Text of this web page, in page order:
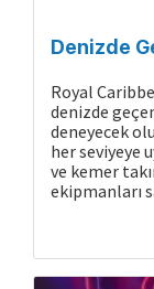
Denizde
Royal
denizde
deneyecek
her seviyeye
ve kemer
ekipmanları